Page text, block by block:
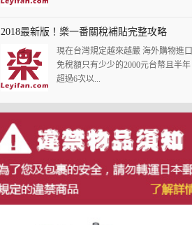
2018最新版！樂一番關稅補貼完整攻略
現在台灣規定越來越嚴 海外購物進口
免稅額只有少少的2000元台幣且半年
超過6次以...